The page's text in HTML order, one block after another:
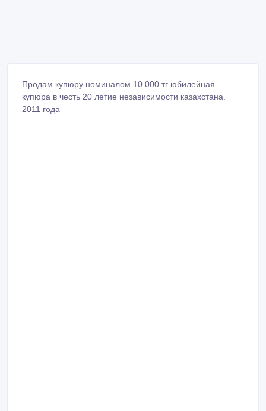
Продам купюру номиналом 10.000 тг юбилейная
купюра в честь 20 летие независимости казахстана.
2011 года